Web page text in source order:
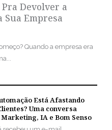
Devolver a
Sua Empresa
Quando a empresa era
Está Afastando
Uma conversa
IA e Bom Senso